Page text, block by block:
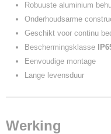
Robuuste aluminium
Onderhoudsarme
Geschikt voor continu
Beschermingsklasse
Eenvoudige montage
Lange levensduur
Werking